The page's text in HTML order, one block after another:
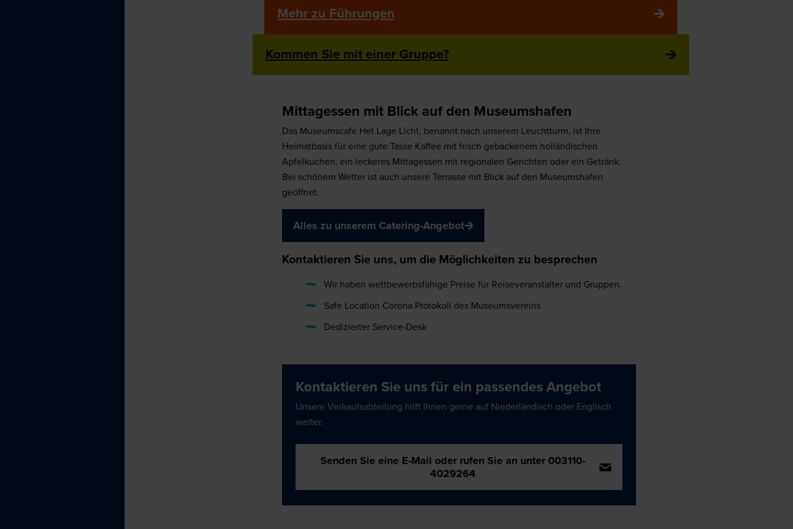
Mehr zu Führungen
Kommen Sie mit einer Gruppe?
Mittagessen mit Blick auf den Museumshafen
Das Museumscafé Het Lage Licht, benannt nach unserem Leuchtturm, ist Ihre
Heimatbasis für eine gute Tasse Kaffee mit frisch gebackenem holländischen
Apfelkuchen, ein leckeres Mittagessen mit regionalen Gerichten oder ein Getränk.
Bei schönem Wetter ist auch unsere Terrasse mit Blick auf den Museumshafen
geöffnet.
Alles zu unserem Catering-Angebot
Kontaktieren Sie uns, um die Möglichkeiten zu besprechen
Wir haben wettbewerbsfähige Preise für Reiseveranstalter und Gruppen.
Safe Location Corona Protokoll des Museumsvereins
Dedizierter Service-Desk
Kontaktieren Sie uns für ein passendes Angebot
Unsere Verkaufsabteilung hilft Ihnen gerne auf Niederländisch oder Englisch
weiter.
Senden Sie eine E-Mail oder rufen Sie an unter 003110-
4029264